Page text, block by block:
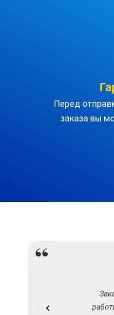
Перед
заказа вы
необходимые